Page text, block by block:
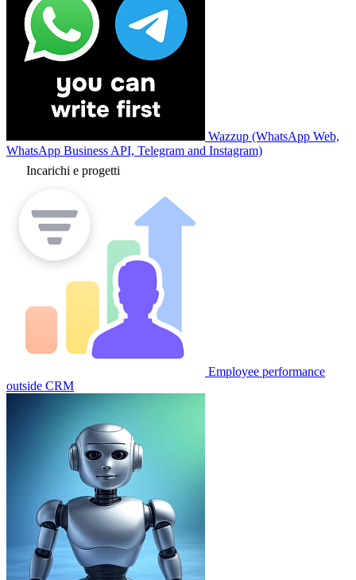
Wazzup (WhatsApp Web,
WhatsApp Business API, Telegram and Instagram)
Incarichi e progetti
Employee performance
outside CRM